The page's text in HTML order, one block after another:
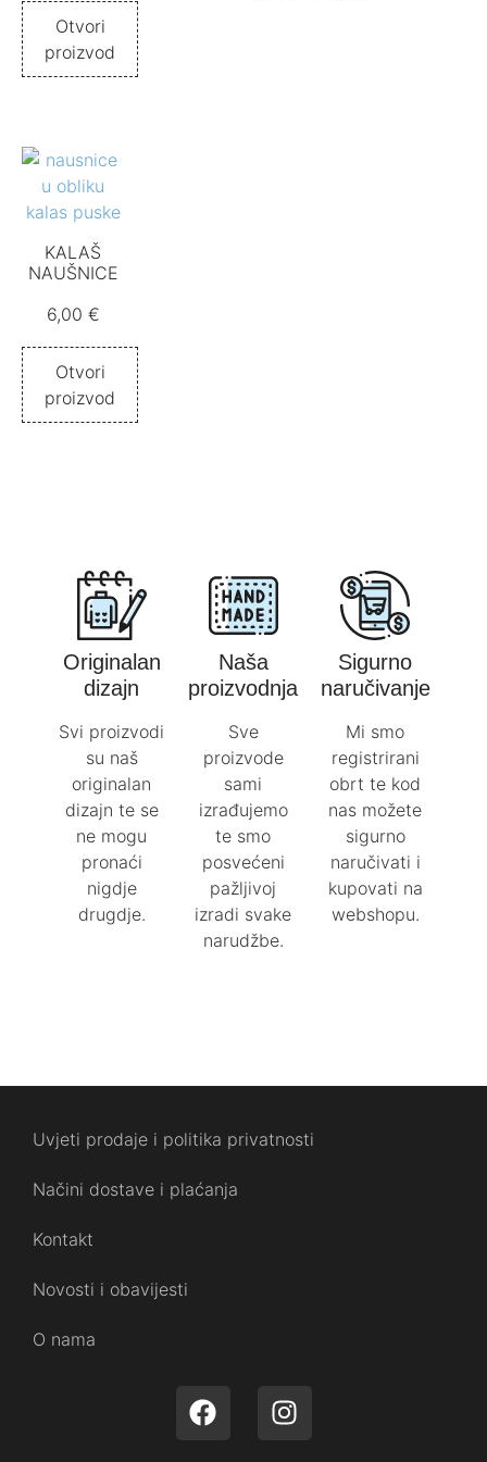
Otvori
proizvod
KALAŠ
NAUŠNICE
6,00 €
Otvori
proizvod
Originalan
dizajn
Svi proizvodi
su naš
originalan
dizajn te se
ne mogu
pronaći
nigdje
drugdje.
Naša
proizvodnja
Sve
proizvode
sami
izrađujemo
te smo
posvećeni
pažljivoj
izradi svake
narudžbe.
Sigurno
naručivanje
Mi smo
registrirani
obrt te kod
nas možete
sigurno
naručivati i
kupovati na
webshopu.
Uvjeti prodaje i politika privatnosti
Načini dostave i plaćanja
Kontakt
Novosti i obavijesti
O nama